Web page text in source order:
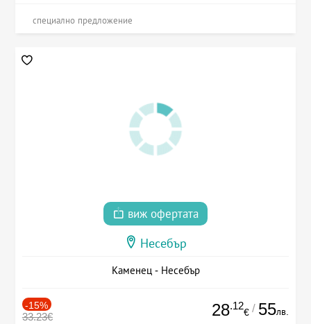
специално предложение
виж офертата
Несебър
Каменец - Несебър
-15%
33.23€ 28.12
€ / 55лв.